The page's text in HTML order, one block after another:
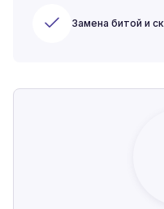
Замена битой и